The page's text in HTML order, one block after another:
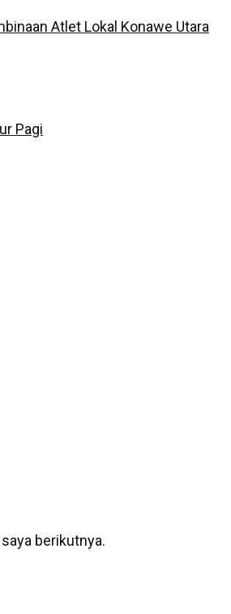
Atlet Lokal Konawe Utara
Pagi
berikutnya.